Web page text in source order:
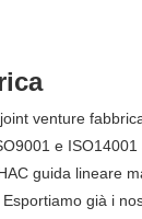
venture
e ISO14001
guida lineare
già i